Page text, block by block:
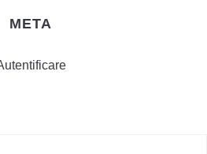
META